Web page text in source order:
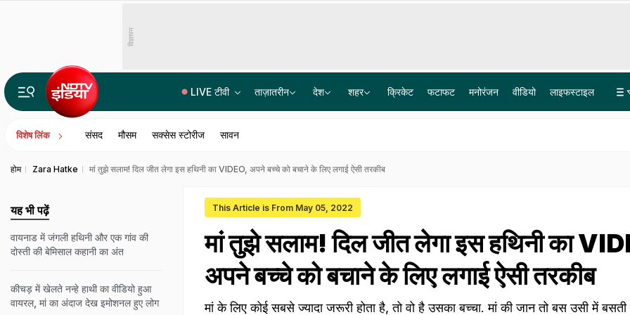
विज्ञापन
LIVE टीवी ताज़ातरीन देश शहर क्रिकेट फटाफट मनोरंजन वीडियो लाइफस्टाइल
विशेष लिंक संसद मौसम सक्सेस स्टोरीज सावन
होम Zara Hatke मां तुझे सलाम! दिल जीत लेगा इस हथिनी का VIDEO, अपने बच्चे को बचाने के लिए लगाई ऐसी तरकीब
This Article is From May 05, 2022
मां तुझे सलाम! दिल जीत लेगा इस हथिनी का
अपने बच्चे को बचाने के लिए लगाई ऐसी तरकीब
मां के लिए कोई सबसे ज्यादा जरूरी होता है, तो वो है उसका बच्चा. मां की जान तो बस उसी में बसती
यह भी पढ़ें
वायनाड में जंगली हथिनी और एक गांव की
दोस्ती की बेमिसाल कहानी का अंत
कीचड़ में खेलते नन्हे हाथी का वीडियो हुआ
वायरल, मां का अंदाज देख इमोशनल हुए लोग